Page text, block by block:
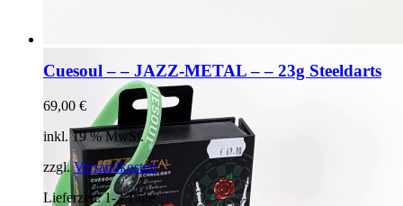
Cuesoul – – JAZZ-METAL – – 23g Steeldarts
69,00 €
inkl. 19 % MwSt.
zzgl.Versandkosten
Lieferzeit:1-3 Tage